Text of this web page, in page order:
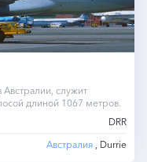
служит
длиной 1067 метров.
DRR
Австралия , Durrie